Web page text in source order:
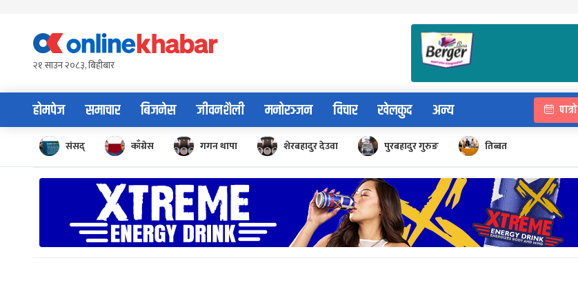
content२१ साउन २०८३, बिहीबार
होमपेज समाचार बिजनेस जीवनशैली मनोरञ्जन विचार खेलकुद अन्य पात्रो
संसद् काँग्रेस गगन थापा शेरबहादुर देउवा पुरबहादुर गुरुङ तिब्बत